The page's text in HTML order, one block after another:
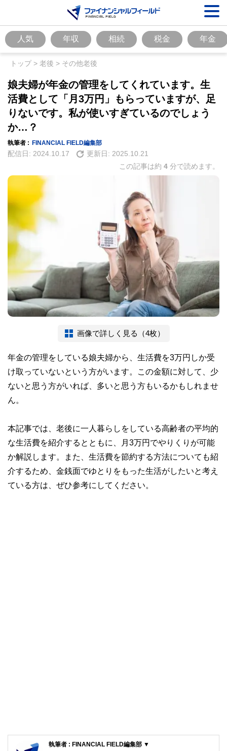
人気 年収 相続 税金 年金
トップ> 老後 > その他老後
娘夫婦が年金の管理をしてくれています。生
活費として「月3万円」もらっていますが、足
りないです。私が使いすぎているのでしょう
か…？
執筆者 : FINANCIAL FIELD編集部
配信日: 2024.10.17 更新日: 2025.10.21
この記事は約 4 分で読めます。
画像で詳しく見る（4枚）
年金の管理をしている娘夫婦から、生活費を3万円しか受
け取っていないという方がいます。この金額に対して、少
ないと思う方がいれば、多いと思う方もいるかもしれませ
ん。
本記事では、老後に一人暮らしをしている高齢者の平均的
な生活費を紹介するとともに、月3万円でやりくりが可能
か解説します。また、生活費を節約する方法についても紹
介するため、金銭面でゆとりをもった生活がしたいと考え
ている方は、ぜひ参考にしてください。
執筆者 : FINANCIAL FIELD編集部 ▼